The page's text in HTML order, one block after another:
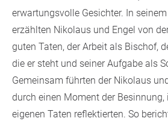
erwartungsvolle Gesichter. In
erzählten Nikolaus und Engel von
guten Taten, der Arbeit als Bischof,
die er steht und seiner Aufgabe als
Gemeinsam führten der Nikolaus
durch einen Moment der Besinnung,
eigenen Taten reflektierten. So